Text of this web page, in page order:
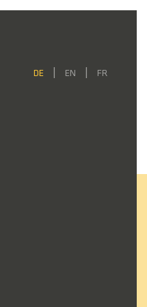
DE EN FR